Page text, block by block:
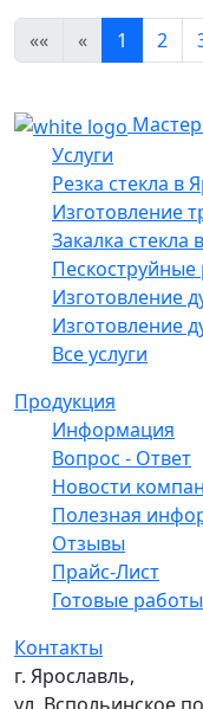
«« « 1 2
Услуги
Резка стекла в
Изготовление
Закалка стекла
Пескоструйные
Изготовление
Изготовление
Все услуги
Продукция
Информация
Вопрос - Ответ
Новости
Полезная
Отзывы
Прайс-Лист
Готовые работы
Контакты
г. Ярославль,